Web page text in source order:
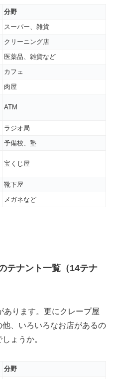
分野
スーパー、雑貨
クリーニング店
医薬品、雑貨など
カフェ
肉屋
ATM
ラジオ局
予備校、塾
宝くじ屋
靴下屋
メガネなど
テナント一覧（14テナ
あります。更にクレープ屋
、いろいろなお店があるの
ょうか。
分野